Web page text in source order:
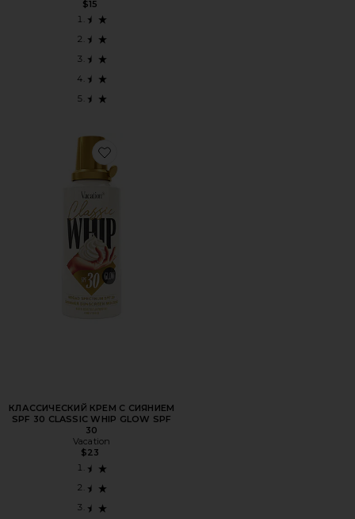
$15
Favorite КЛАССИЧЕСКИЙ КРЕМ С СИЯНИЕМ SPF 30
КЛАССИЧЕСКИЙ КРЕМ С СИЯНИЕМ
SPF 30 CLASSIC WHIP GLOW SPF
30
Vacation
$23